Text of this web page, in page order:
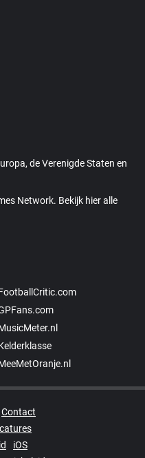
de Verenigde Staten en
Network. Bekijk hier alle
Contact
iOS